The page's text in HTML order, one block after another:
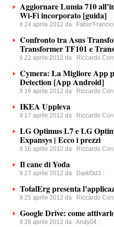
Aggiornare Lumia 710
Wi-Fi incorporato [guida]
Il 24 aprile 2012 da Fabio
Confronto tra Asus
Transformer TF101 e
Il 22 aprile 2012 da Riccardo
Cymera: La Migliore App
Detection [App Android]
Il 19 aprile 2012 da Riccardo
IKEA Uppleva
Il 17 aprile 2012 da Riccardo
LG Optimus L7 e LG
Expansys | Ecco i prezzi
Il 16 aprile 2012 da Riccardo
Il cane di Yoda
Il 27 aprile 2012 da Darkf3d3 :
TotalErg presenta
Il 25 aprile 2012 da Riccardo
Google Drive: come
Il 26 aprile 2012 da Andy04 :